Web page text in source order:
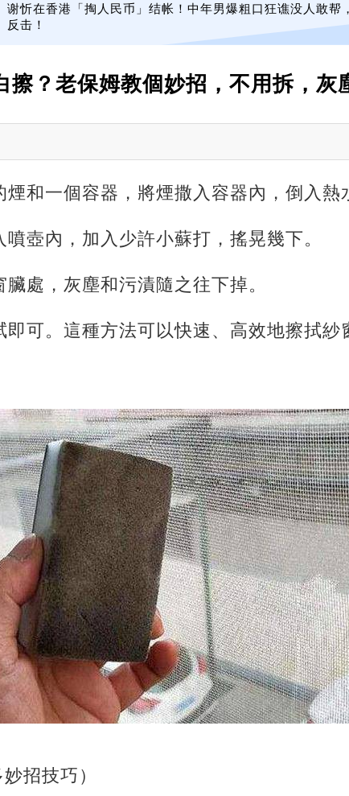
谢忻在香港「掏人民币」结帐！中年男爆粗口狂谯没人敢帮
反击！
擦？老保姆教個妙招，不用拆，灰
和一個容器，將煙撒入容器內，倒入熱
壺內，加入少許小蘇打，搖晃幾下。
處，灰塵和污漬隨之往下掉。
可。這種方法可以快速、高效地擦拭紗
招技巧）